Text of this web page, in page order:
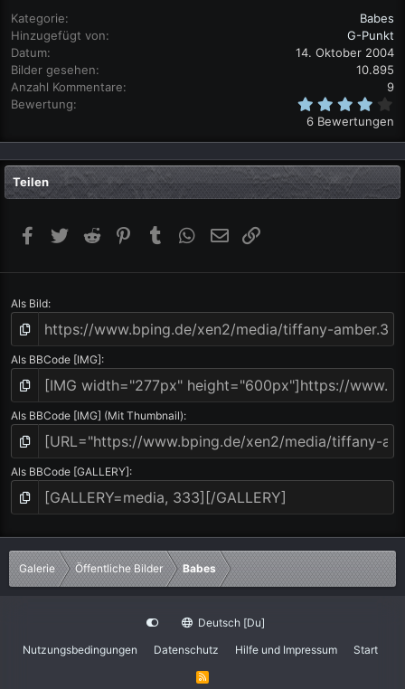
Kategorie
Babes
Hinzugefügt von
G-Punkt
Datum
14. Oktober 2004
Bilder gesehen
10.895
Anzahl Kommentare
9
Bewertung
0
S
t
e
r
6 Bewertungen
Teilen
Facebook
Twitter Reddit PinterestTumblr WhatsApp
E-Mail
Als Bild
Als BBCode [IMG]
Als BBCode [IMG] (Mit Thumbnail)
Als BBCode [GALLERY]
Galerie Öffentliche Bilder Babes
Deutsch [Du]
Nutzungsbedingungen
Datenschutz Hilfe und Impressum Start
R